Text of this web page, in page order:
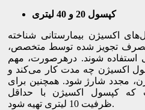
کپسول 20 و 40 لیتری
اکسیژن بیمارستانی شناخته
تجویز شده توسط متخصص،
استفاده شوند. درهرصورت، مهم
اکسیژن چه مدت کار می‌کند و
مجدد شارژ شود. همچنین برای
که کپسول اکسیژن با حداقل
ظرفیت 10 لیتری تهیه شود.